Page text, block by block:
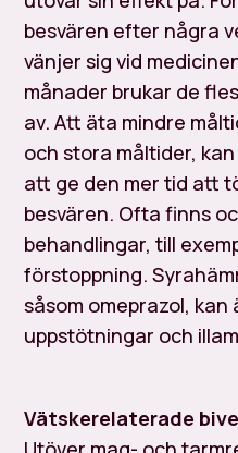
besvären efter några
vänjer sig vid
månader brukar de
av. Att äta mindre
och stora måltider,
att ge den mer tid att
besvären. Ofta finns
behandlingar, till
förstoppning.
såsom omeprazol,
uppstötningar och
Vätskerelaterade